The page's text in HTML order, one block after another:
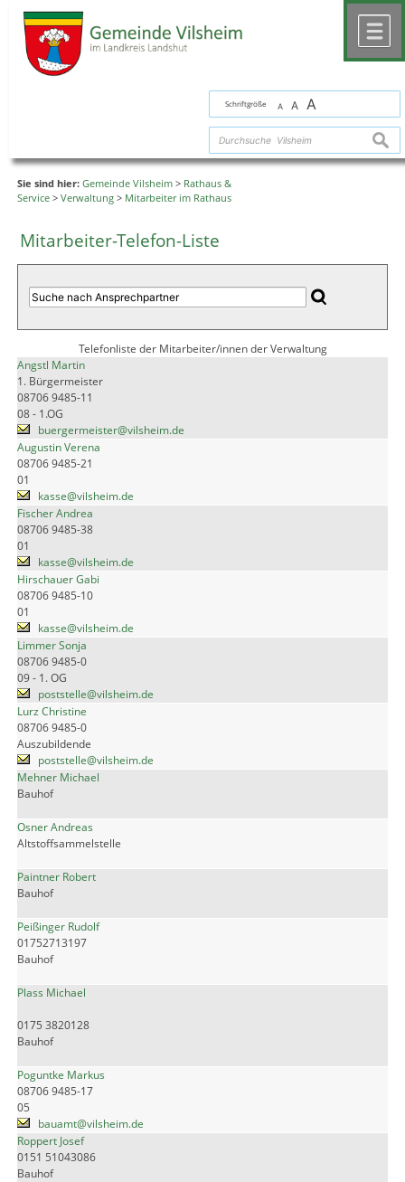
Schriftgröße A A A
Sie sind hier: Gemeinde Vilsheim > Rathaus &
Service > Verwaltung > Mitarbeiter im Rathaus
Mitarbeiter-Telefon-Liste
Telefonliste der Mitarbeiter/innen der Verwaltung
Angstl Martin
1. Bürgermeister
08706 9485-11
08 - 1.OG
buergermeister@vilsheim.de
Augustin Verena
08706 9485-21
01
kasse@vilsheim.de
Fischer Andrea
08706 9485-38
01
kasse@vilsheim.de
Hirschauer Gabi
08706 9485-10
01
kasse@vilsheim.de
Limmer Sonja
08706 9485-0
09 - 1. OG
poststelle@vilsheim.de
Lurz Christine
08706 9485-0
Auszubildende
poststelle@vilsheim.de
Mehner Michael
Bauhof
Osner Andreas
Altstoffsammelstelle
Paintner Robert
Bauhof
Peißinger Rudolf
01752713197
Bauhof
Plass Michael
0175 3820128
Bauhof
Poguntke Markus
08706 9485-17
05
bauamt@vilsheim.de
Roppert Josef
0151 51043086
Bauhof